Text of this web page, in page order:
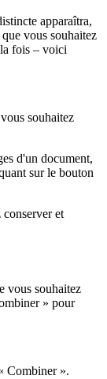
apparaîtra,
vous souhaitez
fois – voici
souhaitez
d'un document,
sur le bouton
conserver et
vous souhaitez
» pour
Combiner ».